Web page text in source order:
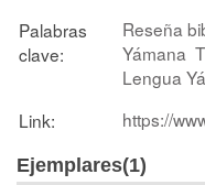
Palabras
clave:
Reseña
Yámana
Lengua
Link:
https://
Ejemplares(1)